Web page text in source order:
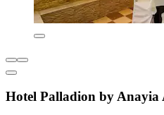
Hotel Palladion by Anayia